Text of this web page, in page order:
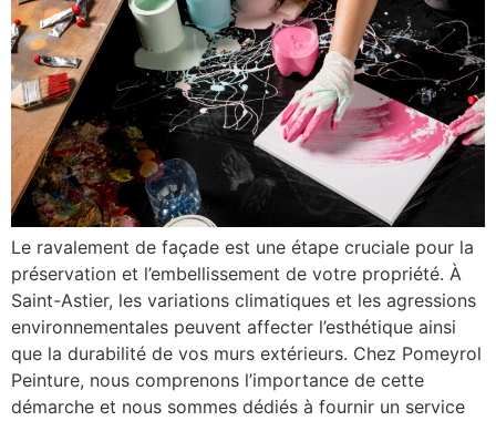
Le ravalement de façade est une étape cruciale pour la
préservation et l’embellissement de votre propriété. À
Saint-Astier, les variations climatiques et les agressions
environnementales peuvent affecter l’esthétique ainsi
que la durabilité de vos murs extérieurs. Chez Pomeyrol
Peinture, nous comprenons l’importance de cette
démarche et nous sommes dédiés à fournir un service